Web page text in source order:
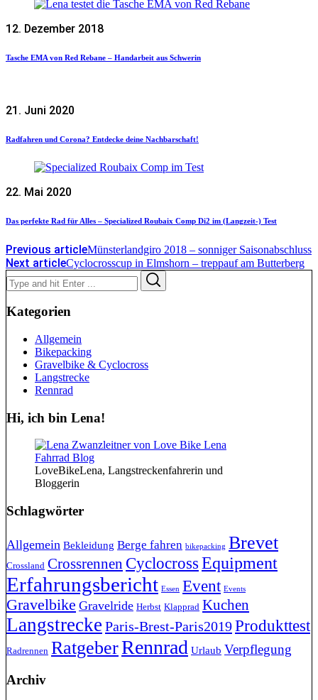
12. Dezember 2018
Tasche EMA von Red Rebane – Handarbeit aus Schwerin
21. Juni 2020
Radfahren und Corona? Entdecke deine Nachbarschaft!
22. Mai 2020
Das perfekte Rad für Alles – Specialized Roubaix Comp Di2 im (Langzeit-) Test
Previous articleMünsterlandgiro 2018 – sonniger Saisonabschluss
Next articleCyclocrosscup in Elmshorn – treppauf am Butterberg
Search
for:
Kategorien
Allgemein
Bikepacking
Gravelbike & Cyclocross
Langstrecke
Rennrad
Hi, ich bin Lena!
LoveBikeLena, Langstreckenfahrerin und
Bloggerin
Schlagwörter
Allgemein Bekleidung Berge fahren bikepacking Brevet
Crossland Crossrennen CyclocrossEquipment
Erfahrungsbericht Essen Event Events
Gravelbike Gravelride Herbst Klapprad Kuchen
Langstrecke Paris-Brest-Paris2019Produkttest
Radrennen RatgeberRennrad Urlaub Verpflegung
Archiv